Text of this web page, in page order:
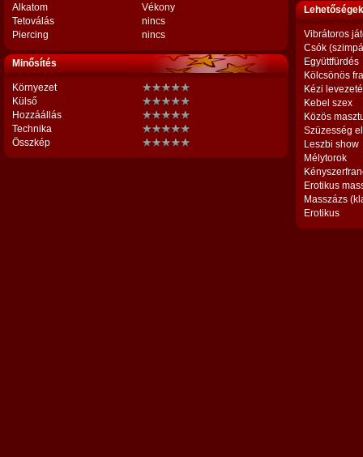
Alkatom
Vékony
Tetoválás
nincs
Piercing
nincs
Minősítés
Környezet
Külső
Hozzáállás
Technika
Összkép
Vibrátoros
Csók
Együttfürdés
Kölcsönös
Kézi
Kebel szex
Közös
Szüzesség
Leszbi show
Mélytorok
Erotikus
Masszázs
Erotikus